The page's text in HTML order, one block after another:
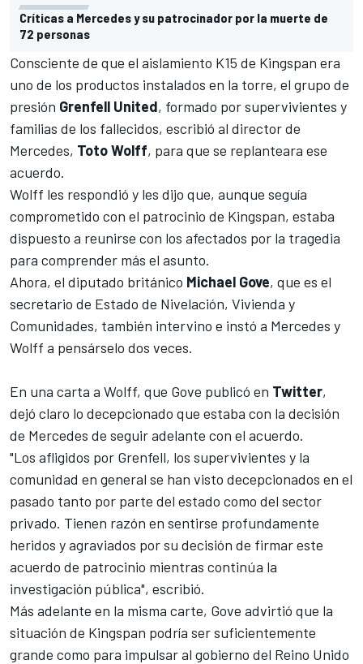
Críticas a Mercedes y su patrocinador por la muerte de
72 personas
Consciente de que el aislamiento K15 de Kingspan era
uno de los productos instalados en la torre, el grupo de
presión Grenfell United, formado por supervivientes y
familias de los fallecidos, escribió al director de
Mercedes, Toto Wolff, para que se replanteara ese
acuerdo.
Wolff les respondió y les dijo que, aunque seguía
comprometido con el patrocinio de Kingspan, estaba
dispuesto a reunirse con los afectados por la tragedia
para comprender más el asunto.
Ahora, el diputado británico Michael Gove, que es el
secretario de Estado de Nivelación, Vivienda y
Comunidades, también intervino e instó a Mercedes y
Wolff a pensárselo dos veces.
En una carta a Wolff, que Gove publicó en Twitter,
dejó claro lo decepcionado que estaba con la decisión
de Mercedes de seguir adelante con el acuerdo.
"Los afligidos por Grenfell, los supervivientes y la
comunidad en general se han visto decepcionados en el
pasado tanto por parte del estado como del sector
privado. Tienen razón en sentirse profundamente
heridos y agraviados por su decisión de firmar este
acuerdo de patrocinio mientras continúa la
investigación pública", escribió.
Más adelante en la misma carte, Gove advirtió que la
situación de Kingspan podría ser suficientemente
grande como para impulsar al gobierno del Reino Unido